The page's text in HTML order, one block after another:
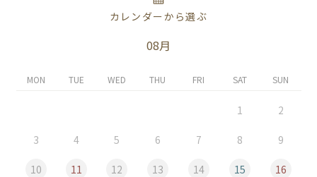
カレンダーから選ぶ
08月
MON TUE WED THU FRI SAT SUN
1 2
3 4 5 6 7 8 9
10 11 12 13 14 15 16